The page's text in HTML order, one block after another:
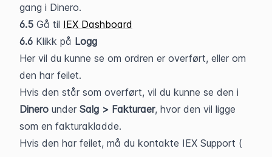
gang i Dinero.
6.5 Gå til IEX Dashboard
6.6 Klikk på Logg
Her vil du kunne se om ordren er overført, eller om
den har feilet.
Dinero under Salg > Fakturaer, hvor den vil ligge
som en fakturakladde.
Hvis den har feilet, må du kontakte IEX Support (